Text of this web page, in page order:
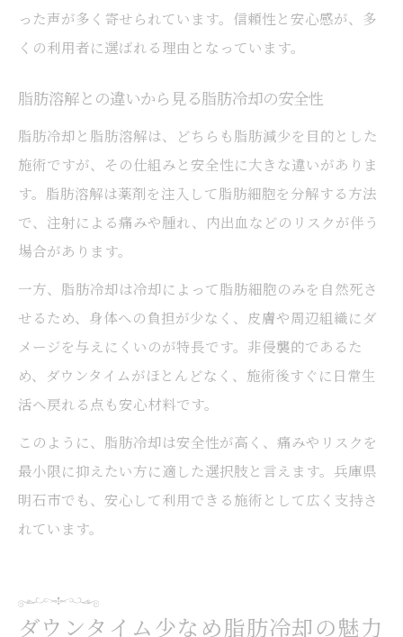
った声が多く寄せられています。信頼性と安心感が、多
くの利用者に選ばれる理由となっています。
脂肪溶解との違いから見る脂肪冷却の安全性
脂肪冷却と脂肪溶解は、どちらも脂肪減少を目的とした
施術ですが、その仕組みと安全性に大きな違いがありま
す。脂肪溶解は薬剤を注入して脂肪細胞を分解する方法
で、注射による痛みや腫れ、内出血などのリスクが伴う
場合があります。
一方、脂肪冷却は冷却によって脂肪細胞のみを自然死さ
せるため、身体への負担が少なく、皮膚や周辺組織にダ
メージを与えにくいのが特長です。非侵襲的であるた
め、ダウンタイムがほとんどなく、施術後すぐに日常生
活へ戻れる点も安心材料です。
このように、脂肪冷却は安全性が高く、痛みやリスクを
最小限に抑えたい方に適した選択肢と言えます。兵庫県
明石市でも、安心して利用できる施術として広く支持さ
れています。
ダウンタイム少なめ脂肪冷却の魅力